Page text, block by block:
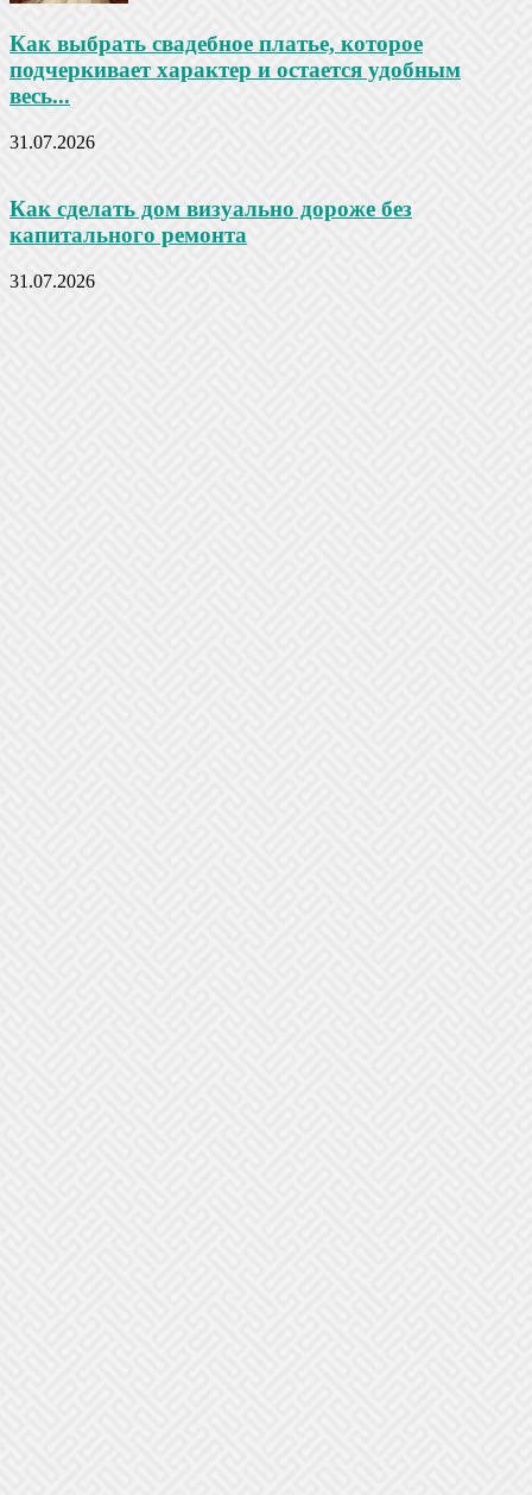
Как выбрать свадебное платье, которое
подчеркивает характер и остается удобным
весь...
31.07.2026
Как сделать дом визуально дороже без
капитального ремонта
31.07.2026